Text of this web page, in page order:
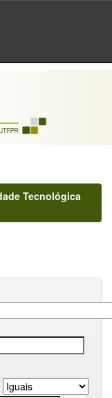
Tecnológica